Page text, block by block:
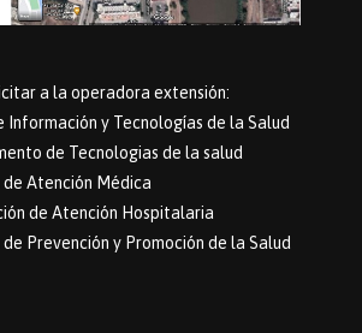
a la operadora extensión:
Información y Tecnologías de la Salud
de Tecnologias de la salud
de Atención Médica
de Atención Hospitalaria
de Prevención y Promoción de la Salud